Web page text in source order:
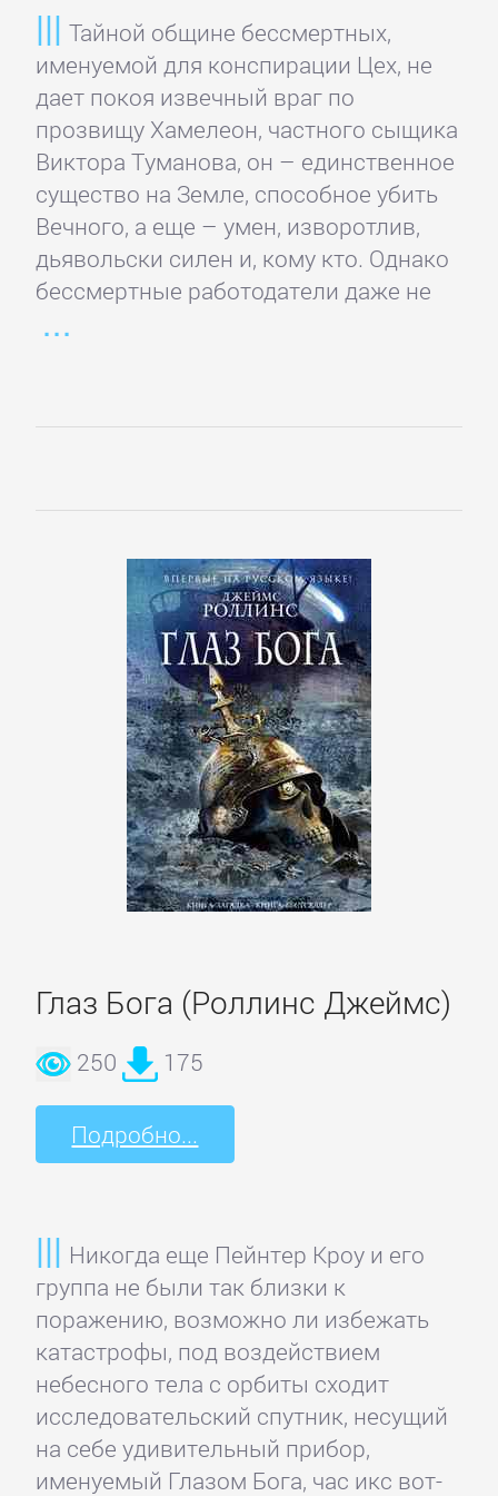
Тайной общине бессмертных,
именуемой для конспирации Цех, не
дает покоя извечный враг по
прозвищу Хамелеон, частного сыщика
Виктора Туманова, он – единственное
существо на Земле, способное убить
Вечного, а еще – умен, изворотлив,
дьявольски силен и, кому кто. Однако
бессмертные работодатели даже не
Глаз Бога (Роллинс Джеймс)
250 175
Подробно...
Никогда еще Пейнтер Кроу и его
группа не были так близки к
поражению, возможно ли избежать
катастрофы, под воздействием
небесного тела с орбиты сходит
исследовательский спутник, несущий
на себе удивительный прибор,
именуемый Глазом Бога, час икс вот-
Банковское
дело
Бухучет,
налогообложение,
аудит
ВЭД
Зарубежная
Корпоративная
финансы
Маркетинг,
Недвижимость
бизнесе
популярно
Отраслевые
издания
Поиск
работы,
Управление,